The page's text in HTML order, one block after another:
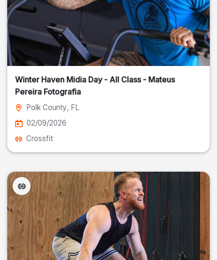
Winter Haven Midia Day - All Class - Mateus
Pereira Fotografia
Polk County, FL
02/09/2026
Crossfit